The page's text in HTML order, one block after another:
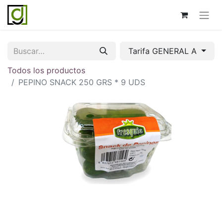
Tarifa GENERAL A
Todos los productos
PEPINO SNACK 250 GRS * 9 UDS